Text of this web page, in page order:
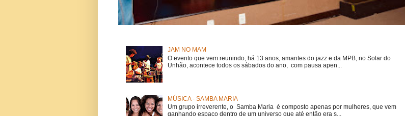
JAM NO MAM
O evento que vem reunindo, há 13 anos, amantes do jazz e da MPB, no Solar do
Unhão, acontece todos os sábados do ano, com pausa apen...
MÚSICA - SAMBA MARIA
Um grupo irreverente, o Samba Maria é composto apenas por mulheres, que vem
ganhando espaço dentro de um universo que até então era s...